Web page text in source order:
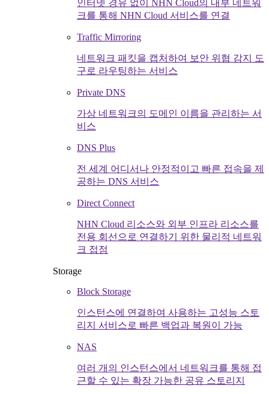
인터넷 경유 없이 NHN Cloud의 내부 네트워
크를 통해 NHN Cloud 서비스를 연결
Traffic Mirroring
네트워크 패킷을 캡처하여 보안 위협 감지 도
구로 라우팅하는 서비스
Private DNS
가상 네트워크의 도메인 이름을 관리하는 서
비스
DNS Plus
전 세계 어디서나 안정적이고 빠른 접속을 제
공하는 DNS 서비스
Direct Connect
NHN Cloud 리소스와 외부 인프라 리소스를
전용 회선으로 연결하기 위한 물리적 네트워
크 접점
Storage
Block Storage
인스턴스에 연결하여 사용하는 고성능 스토
리지 서비스로 빠른 백업과 복원이 가능
NAS
여러 개의 인스턴스에서 네트워크를 통해 접
근할 수 있는 확장 가능한 공유 스토리지